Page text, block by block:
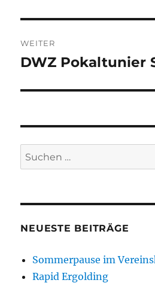
WEITER
Nächster
DWZ Pokaltunier
Suchen
nach:
NEUESTE BEITRÄGE
Sommerpause im
Rapid Ergolding